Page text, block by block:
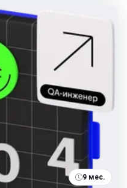
9 мес.